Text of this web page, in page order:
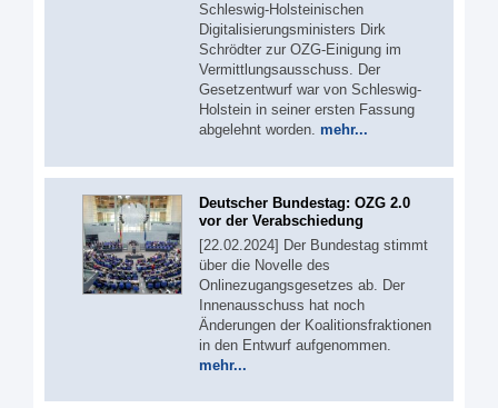
Schleswig-Holsteinischen
Digitalisierungsministers Dirk
Schrödter zur OZG-Einigung im
Vermittlungsausschuss. Der
Gesetzentwurf war von Schleswig-
Holstein in seiner ersten Fassung
abgelehnt worden. mehr...
Deutscher Bundestag: OZG 2.0
vor der Verabschiedung
[22.02.2024] Der Bundestag stimmt
über die Novelle des
Onlinezugangsgesetzes ab. Der
Innenausschuss hat noch
Änderungen der Koalitionsfraktionen
in den Entwurf aufgenommen.
mehr...